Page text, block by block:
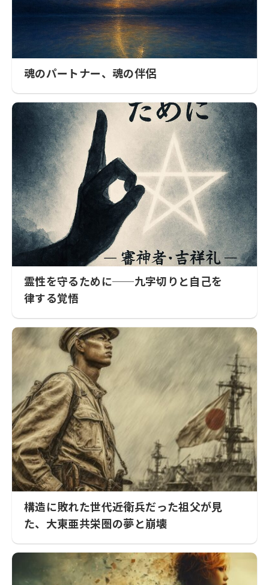
魂のパートナー、魂の伴侶
霊性を守るために──九字切りと自己を
律する覚悟
構造に敗れた世代――近衛兵だった祖父が見
た、大東亜共栄圏の夢と崩壊